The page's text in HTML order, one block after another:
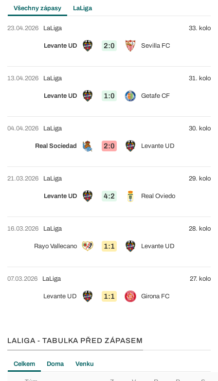
Všechny zápasy LaLiga
23.04.2026
Levante UD 2:0 Sevilla FC
LaLiga 33. kolo
13.04.2026
Levante UD 1:0 Getafe CF
LaLiga 31. kolo
04.04.2026
Real Sociedad 2:0 Levante UD
LaLiga 30. kolo
21.03.2026
Levante UD 4:2 Real Oviedo
LaLiga 29. kolo
16.03.2026
Rayo Vallecano 1:1 Levante UD
LaLiga 28. kolo
07.03.2026
Levante UD 1:1 Girona FC
LaLiga 27. kolo
LALIGA - TABULKA PŘED ZÁPASEM
Celkem Doma Venku